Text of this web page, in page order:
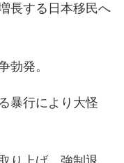
長する日本移民へ
勃発。
暴行により大怪